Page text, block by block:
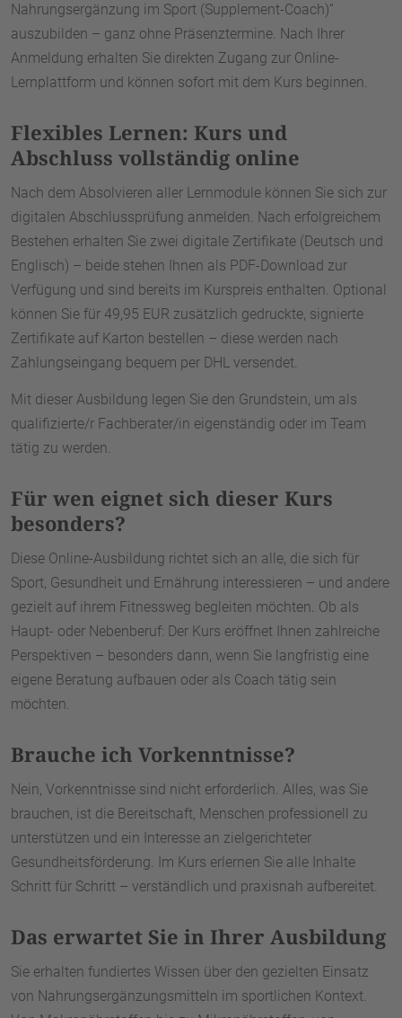
Nahrungsergänzung im Sport (Supplement-Coach)“
auszubilden – ganz ohne Präsenztermine. Nach Ihrer
Anmeldung erhalten Sie direkten Zugang zur Online-
Lernplattform und können sofort mit dem Kurs beginnen.
Flexibles Lernen: Kurs und
Abschluss vollständig online
Nach dem Absolvieren aller Lernmodule können Sie sich zur
digitalen Abschlussprüfung anmelden. Nach erfolgreichem
Bestehen erhalten Sie zwei digitale Zertifikate (Deutsch und
Englisch) – beide stehen Ihnen als PDF-Download zur
Verfügung und sind bereits im Kurspreis enthalten. Optional
können Sie für 49,95 EUR zusätzlich gedruckte, signierte
Zertifikate auf Karton bestellen – diese werden nach
Zahlungseingang bequem per DHL versendet.
Mit dieser Ausbildung legen Sie den Grundstein, um als
qualifizierte/r Fachberater/in eigenständig oder im Team
tätig zu werden.
Für wen eignet sich dieser Kurs
besonders?
Diese Online-Ausbildung richtet sich an alle, die sich für
Sport, Gesundheit und Ernährung interessieren – und andere
gezielt auf ihrem Fitnessweg begleiten möchten. Ob als
Haupt- oder Nebenberuf: Der Kurs eröffnet Ihnen zahlreiche
Perspektiven – besonders dann, wenn Sie langfristig eine
eigene Beratung aufbauen oder als Coach tätig sein
möchten.
Brauche ich Vorkenntnisse?
Nein, Vorkenntnisse sind nicht erforderlich. Alles, was Sie
brauchen, ist die Bereitschaft, Menschen professionell zu
unterstützen und ein Interesse an zielgerichteter
Gesundheitsförderung. Im Kurs erlernen Sie alle Inhalte
Schritt für Schritt – verständlich und praxisnah aufbereitet.
Das erwartet Sie in Ihrer Ausbildung
Sie erhalten fundiertes Wissen über den gezielten Einsatz
von Nahrungsergänzungsmitteln im sportlichen Kontext.